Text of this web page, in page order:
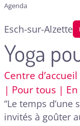
Agenda
Esch-sur-Alzette
Yoga
Centre
| Pour tous | En
“Le temps d’une
invités à goûter